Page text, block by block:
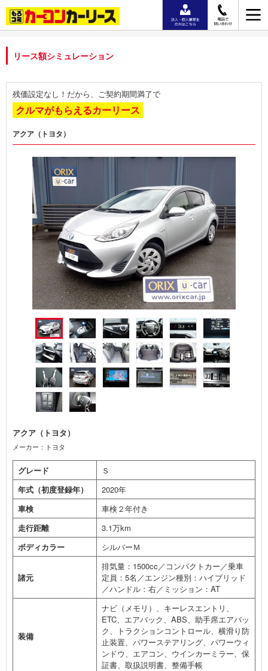
リース額シミュレーション
残価設定なし！だから、ご契約期間満了で
クルマがもらえるカーリース
アクア（トヨタ）
アクア（トヨタ）
メーカー：トヨタ
グレード
Ｓ
年式（初度登録年）
2020年
車検
車検２年付き
走行距離
3.1万km
ボディカラー
シルバーＭ
諸元
排気量：1500cc／コンパクトカー／乗車
定員：5名／エンジン種別：ハイブリッド
／ハンドル：右／ミッション：AT
装備
ナビ（メモリ）、キーレスエントリ、
ETC、エアバック、ABS、助手席エアバッ
ク、トラクションコントロール、横滑り防
止装置、パワーステアリング、パワーウィ
ンドウ、エアコン、ウインカーミラー、保
証書、取扱説明書、整備手帳